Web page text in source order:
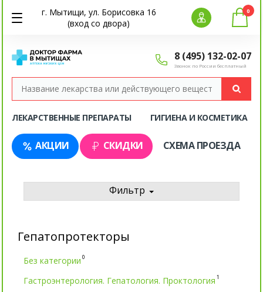
г. Мытищи, ул. Борисовка 16
(вход со двора)
8 (495) 132-02-07
Звонок по России бесплатный
0
ЛЕКАРСТВЕННЫЕ ПРЕПАРАТЫ ГИГИЕНА И КОСМЕТИКА
АКЦИИ СКИДКИ СХЕМА ПРОЕЗДА
Фильтр
Гепатопротекторы
Без категории 0
Гастроэнтерология. Гепатология. Проктология 1